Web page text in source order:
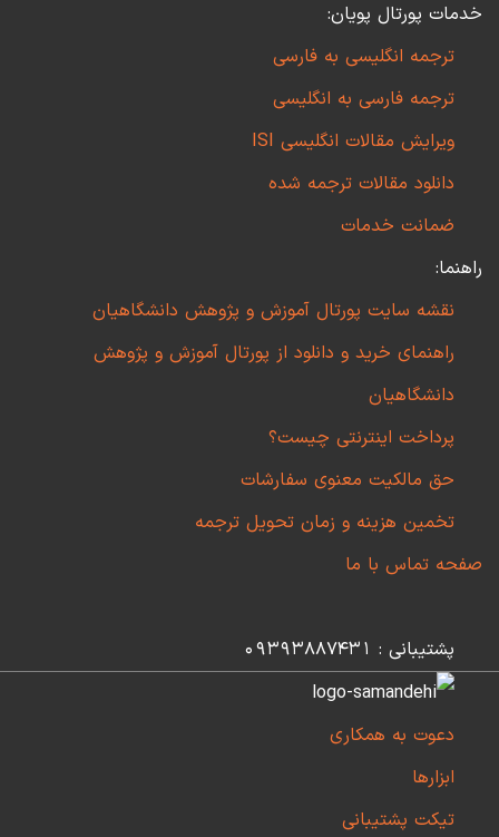
خدمات پورتال پویان:
ترجمه انگلیسی به فارسی
ترجمه فارسی به انگلیسی
ویرایش مقالات انگلیسی ISI
دانلود مقالات ترجمه شده
ضمانت خدمات
راهنما:
نقشه سایت پورتال آموزش و پژوهش دانشگاهیان
راهنمای خرید و دانلود از پورتال آموزش و پژوهش
دانشگاهیان
پرداخت اینترنتی چیست؟
حق مالکیت معنوی سفارشات
تخمین هزینه و زمان تحویل ترجمه
صفحه تماس با ما
پشتیبانی : 09393887431
دعوت به همکاری
ابزارها
تیکت پشتیبانی